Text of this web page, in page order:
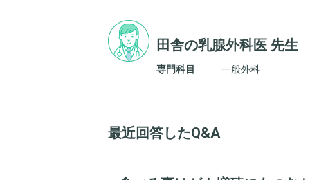
田舎の乳腺外科医 先生
専門科目 一般外科
最近回答したQ&A